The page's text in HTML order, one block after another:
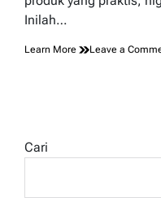
Inilah…
Learn More Leave a
Cari